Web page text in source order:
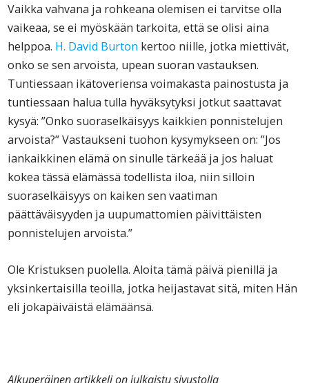
Vaikka vahvana ja rohkeana olemisen ei tarvitse olla
vaikeaa, se ei myöskään tarkoita, että se olisi aina
helppoa. H. David Burton kertoo niille, jotka miettivät,
onko se sen arvoista, upean suoran vastauksen.
Tuntiessaan ikätoveriensa voimakasta painostusta ja
tuntiessaan halua tulla hyväksytyksi jotkut saattavat
kysyä: ”Onko suoraselkäisyys kaikkien ponnistelujen
arvoista?” Vastaukseni tuohon kysymykseen on: ”Jos
iankaikkinen elämä on sinulle tärkeää ja jos haluat
kokea tässä elämässä todellista iloa, niin silloin
suoraselkäisyys on kaiken sen vaatiman
päättäväisyyden ja uupumattomien päivittäisten
ponnistelujen arvoista.”
Ole Kristuksen puolella. Aloita tämä päivä pienillä ja
yksinkertaisilla teoilla, jotka heijastavat sitä, miten Hän
eli jokapäiväistä elämäänsä.
Alkuperäinen artikkeli on julkaistu sivustolla